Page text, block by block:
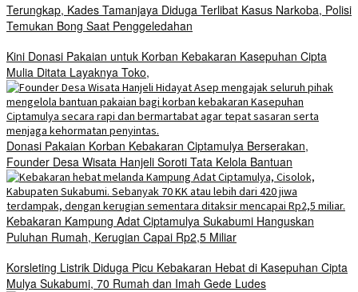
Terungkap, Kades Tamanjaya Diduga Terlibat Kasus Narkoba, Polisi
Temukan Bong Saat Penggeledahan
Kini Donasi Pakaian untuk Korban Kebakaran Kasepuhan Cipta
Mulia Ditata Layaknya Toko,
Donasi Pakaian Korban Kebakaran Ciptamulya Berserakan,
Founder Desa Wisata Hanjeli Soroti Tata Kelola Bantuan
Kebakaran Kampung Adat Ciptamulya Sukabumi Hanguskan
Puluhan Rumah, Kerugian Capai Rp2,5 Miliar
Korsleting Listrik Diduga Picu Kebakaran Hebat di Kasepuhan Cipta
Mulya Sukabumi, 70 Rumah dan Imah Gede Ludes